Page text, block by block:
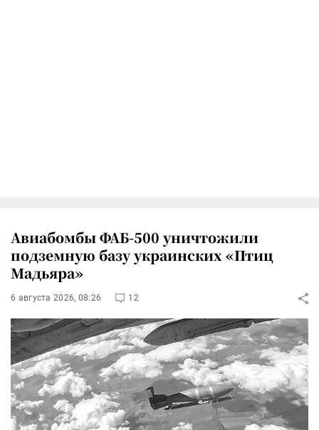
Авиабомбы ФАБ-500 уничтожили
подземную базу украинских «Птиц
Мадьяра»
6 августа 2026, 08:26 12